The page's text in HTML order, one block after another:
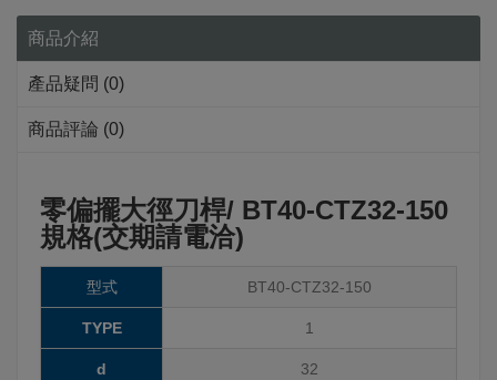
商品介紹
產品疑問 (0)
商品評論 (0)
零偏擺大徑刀桿/ BT40-CTZ32-150
規格(交期請電洽)
型式 BT40-CTZ32-150
TYPE 1
d 32